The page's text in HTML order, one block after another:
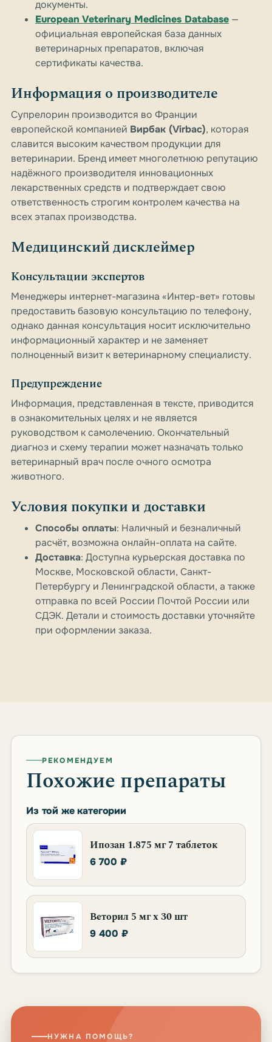
документы.
European Veterinary Medicines Database —
официальная европейская база данных
ветеринарных препаратов, включая
сертификаты качества.
Информация о производителе
Супрелорин производится во Франции
европейской компанией Вирбак (Virbac), которая
славится высоким качеством продукции для
ветеринарии. Бренд имеет многолетнюю репутацию
надёжного производителя инновационных
лекарственных средств и подтверждает свою
ответственность строгим контролем качества на
всех этапах производства.
Медицинский дисклеймер
Консультации экспертов
Менеджеры интернет-магазина «Интер-вет» готовы
предоставить базовую консультацию по телефону,
однако данная консультация носит исключительно
информационный характер и не заменяет
полноценный визит к ветеринарному специалисту.
Предупреждение
Информация, представленная в тексте, приводится
в ознакомительных целях и не является
руководством к самолечению. Окончательный
диагноз и схему терапии может назначать только
ветеринарный врач после очного осмотра
животного.
Условия покупки и доставки
Способы оплаты: Наличный и безналичный
расчёт, возможна онлайн-оплата на сайте.
Доставка: Доступна курьерская доставка по
Москве, Московской области, Санкт-
Петербургу и Ленинградской области, а также
отправка по всей России Почтой России или
СДЭК. Детали и стоимость доставки уточняйте
при оформлении заказа.
РЕКОМЕНДУЕМ
Похожие препараты
Из той же категории
Ипозан 1.875 мг 7 таблеток
6 700 ₽
Веторил 5 мг х 30 шт
9 400 ₽
НУЖНА ПОМОЩЬ?